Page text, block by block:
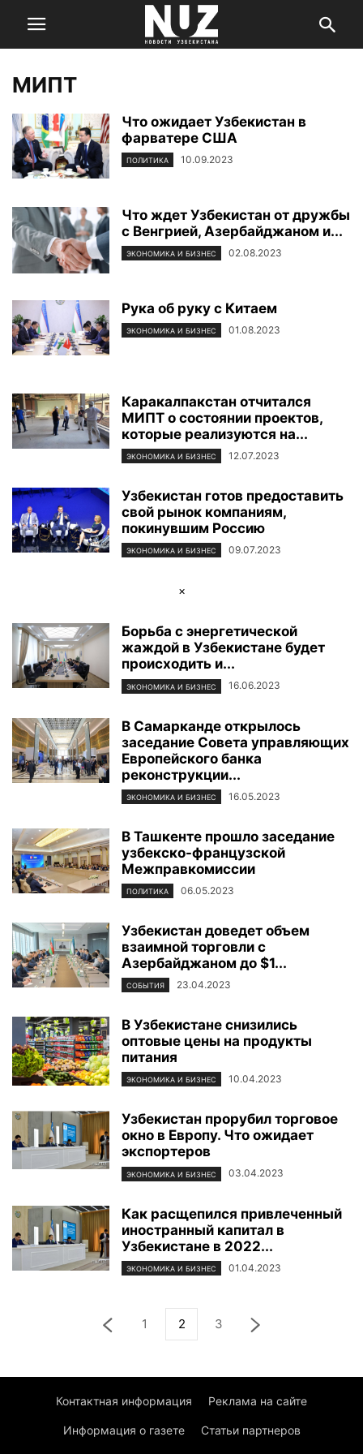
МИПТ
Что ожидает Узбекистан в
фарватере США
ПОЛИТИКА 10.09.2023
Что ждет Узбекистан от дружбы
с Венгрией, Азербайджаном и...
ЭКОНОМИКА И БИЗНЕС 02.08.2023
Рука об руку с Китаем
ЭКОНОМИКА И БИЗНЕС 01.08.2023
Каракалпакстан отчитался
МИПТ о состоянии проектов,
которые реализуются на...
ЭКОНОМИКА И БИЗНЕС 12.07.2023
Узбекистан готов предоставить
свой рынок компаниям,
покинувшим Россию
ЭКОНОМИКА И БИЗНЕС 09.07.2023
×
Борьба с энергетической
жаждой в Узбекистане будет
происходить и...
ЭКОНОМИКА И БИЗНЕС 16.06.2023
В Самарканде открылось
заседание Совета управляющих
Европейского банка
реконструкции...
ЭКОНОМИКА И БИЗНЕС 16.05.2023
В Ташкенте прошло заседание
узбекско-французской
Межправкомиссии
ПОЛИТИКА 06.05.2023
Узбекистан доведет объем
взаимной торговли с
Азербайджаном до $1...
СОБЫТИЯ 23.04.2023
В Узбекистане снизились
оптовые цены на продукты
питания
ЭКОНОМИКА И БИЗНЕС 10.04.2023
Узбекистан прорубил торговое
окно в Европу. Что ожидает
экспортеров
ЭКОНОМИКА И БИЗНЕС 03.04.2023
Как расщепился привлеченный
иностранный капитал в
Узбекистане в 2022...
ЭКОНОМИКА И БИЗНЕС 01.04.2023
1 2 3
Контактная информация Реклама на сайте
Информация о газете Статьи партнеров